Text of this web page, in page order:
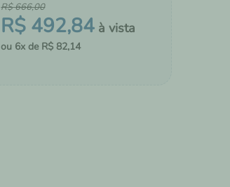
R$ 492,84
R$666,00
6 R$ 82,14